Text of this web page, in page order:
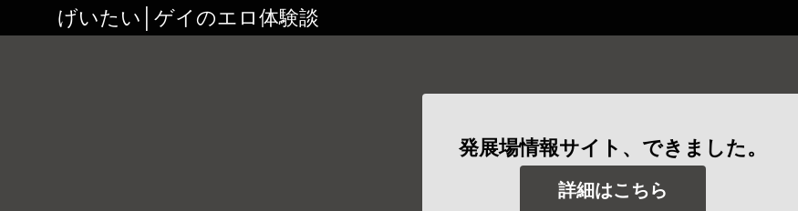
げいたい│ゲイのエロ体験談
発展場情報サイト、できました。
詳細はこちら